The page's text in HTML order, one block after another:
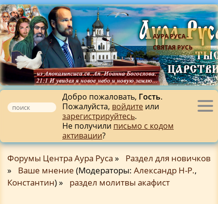
АУРА РУСА -
СВЯТАЯ РУСЬ
Добро пожаловать, Гость.
Пожалуйста, войдите или
зарегистрируйтесь.
Не получили письмо с кодом
активации?
Форумы Центра Аура Руса »
Раздел для новичков
»
Ваше мнение (Модераторы: Александр Н-Р.,
Константин) » раздел молитвы акафист